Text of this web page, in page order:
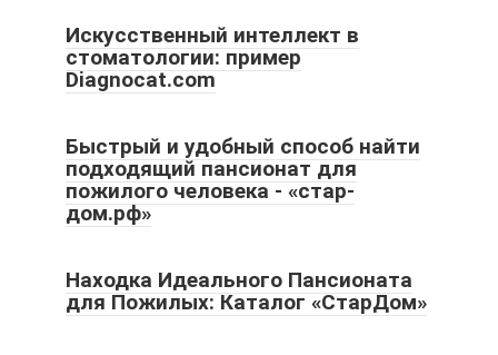
Искусственный интеллект в
стоматологии: пример
Diagnocat.com
Быстрый и удобный способ найти
подходящий пансионат для
пожилого человека - «стар-
дом.рф»
Находка Идеального Пансионата
для Пожилых: Каталог «СтарДом»